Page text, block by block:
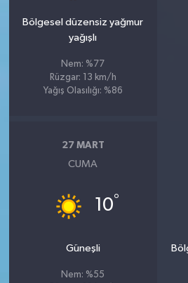
Bölgesel düzensiz yağmur
yağışlı
Nem: %77
Rüzgar: 13 km/h
Yağış Olasılığı: %86
27 MART
CUMA
10°
Güneşli
Nem: %55